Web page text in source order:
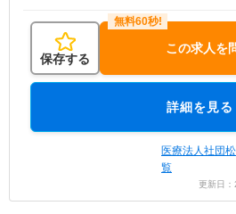
保存する
この求人を
詳細を見る
医療法人社団
覧
更新日